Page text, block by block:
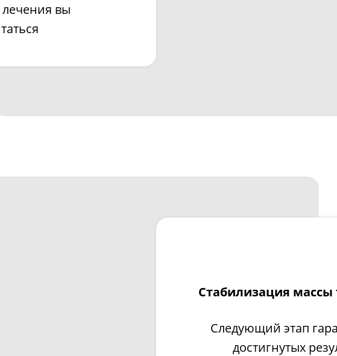
вы
Стабилизация массы
Следующий этап
достигнутых